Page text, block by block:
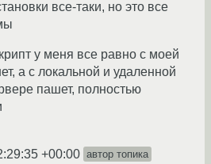
все-таки, но это все
у меня все равно с моей
а с локальной и удаленной
пашет, полностью
+00:00 автор топика